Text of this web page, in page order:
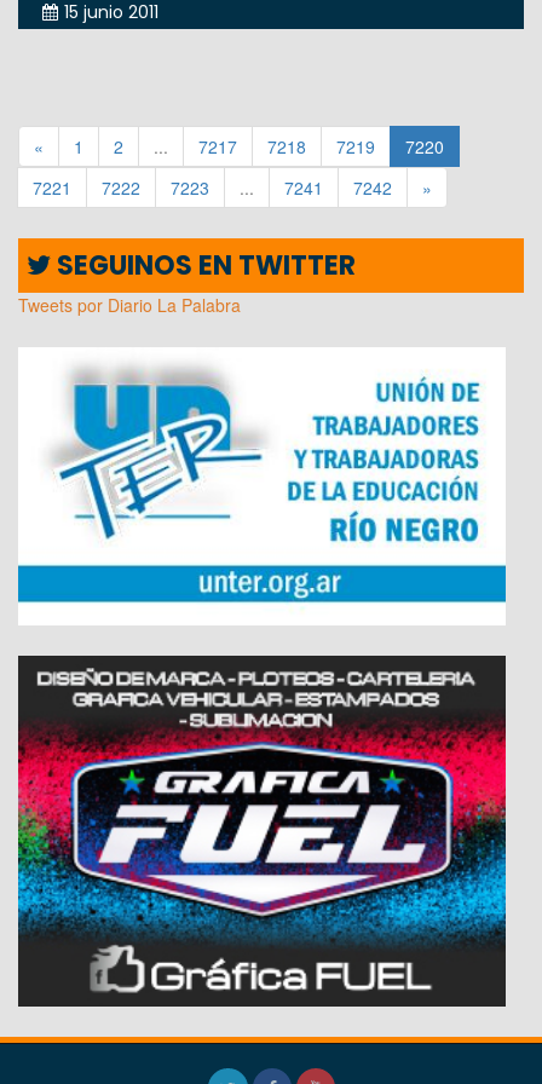
15 junio 2011
« 1 2 ... 7217 7218 7219
7220
7221
7222 7223 ... 7241 7242 »
SEGUINOS EN TWITTER
Tweets por Diario La Palabra